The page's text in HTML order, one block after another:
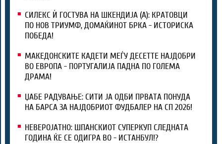
СИЛЕКС Ѝ ГОСТУВА НА ШКЕНДИЈА (А): КРАТОВЦИ
ПО НОВ ТРИУМФ, ДОМАЌИНОТ БРКА - ИСТОРИСКА
ПОБЕДА!
МАКЕДОНСКИТЕ КАДЕТИ МЕЃУ ДЕСЕТТЕ НАЈДОБРИ
ВО ЕВРОПА - ПОРТУГАЛИЈА ПАДНА ПО ГОЛЕМА
ДРАМА!
ЏАБЕ РАДУВАЊЕ: СИТИ ЈА ОДБИ ПРВАТА ПОНУДА
НА БАРСА ЗА НАЈДОБРИОТ ФУДБАЛЕР НА СП 2026!
НЕВЕРОЈАТНО: ШПАНСКИОТ СУПЕРКУП СЛЕДНАТА
ГОДИНА ЌЕ СЕ ОДИГРА ВО - ИСТАНБУЛ!?